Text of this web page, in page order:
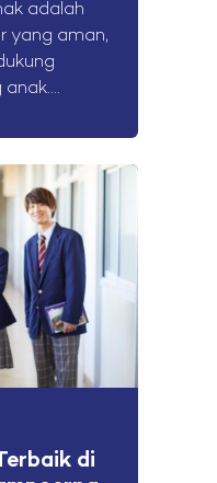
adalah
yang aman,
di